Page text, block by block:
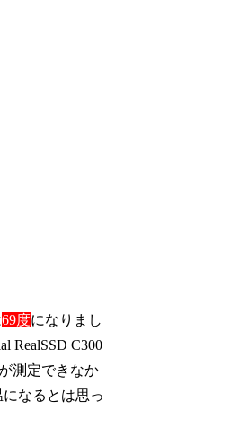
69度になりまし
RealSSD C300
測定できなか
なるとは思っ